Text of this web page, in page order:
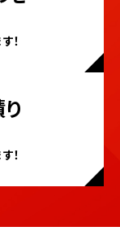
！
！